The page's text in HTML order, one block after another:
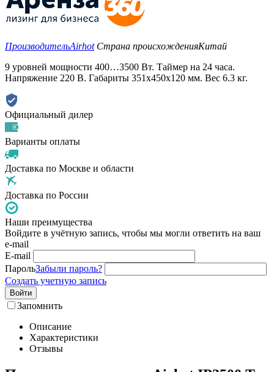
ПроизводительAirhot Страна происхожденияКитай
9 уровней мощности 400…3500 Вт. Таймер на 24 часа.
Напряжение 220 В. Габариты 351x450x120 мм. Вес 6.3 кг.
Официальный дилер
Варианты оплаты
Доставка по Москве и области
Доставка по России
Наши преимущества
Войдите в учётную запись, чтобы мы могли ответить на ваш
e-mail
E-mail
ПарольЗабыли пароль?
Создать учетную запись
Войти
Запомнить
Описание
Характеристики
Отзывы